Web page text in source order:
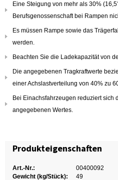
Eine Steigung von mehr als 30%
Berufsgenossenschaft bei Rampen
Es müssen Rampe sowie das
werden.
Beachten Sie die Ladekapazität von
Die angegebenen Tragkraftwerte
einer Achslastverteilung von 40% zu
Bei Einachsfahrzeugen reduziert sich
angegebenen Wertes.
Produkteigenschaften
Art.-Nr.:
00400092
Gewicht (kg/Stück):
49